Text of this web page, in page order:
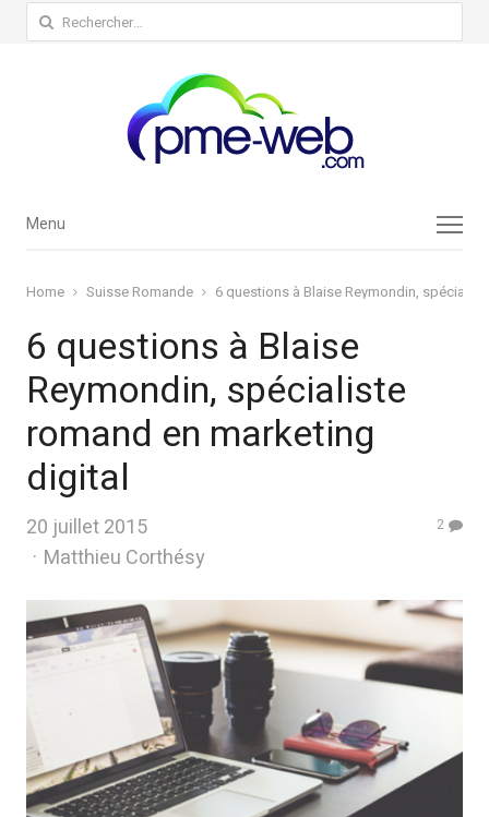
Rechercher :
Menu
Menu
Home Suisse Romande 6 questions à Blaise Reymondin,
6 questions à Blaise
Reymondin, spécialiste
romand en marketing
digital
20 juillet 2015
Author
Matthieu Corthésy
2